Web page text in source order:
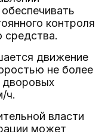
контроля
средства.
движение
не более
дворовых
ч.
власти
может